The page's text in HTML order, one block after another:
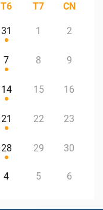
T6 T7 CN
31 1 2
7 8 9
14 15 16
21 22 23
28 29 30
4 5 6